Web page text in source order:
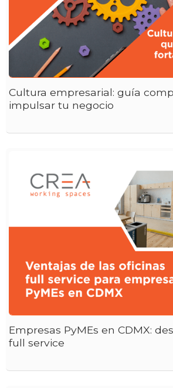
Cultura empresarial: guía
impulsar tu negocio
Empresas PyMEs en CDMX:
full service